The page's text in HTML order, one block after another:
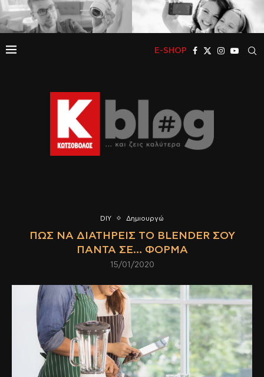
E-SHOP
DIY Δημιουργώ
ΠΩΣ ΝΑ ΔΙΑΤΗΡΕΊΣ ΤΟ BLENDER ΣΟΥ
ΠΆΝΤΑ ΣΕ… ΦΌΡΜΑ
15/01/2020